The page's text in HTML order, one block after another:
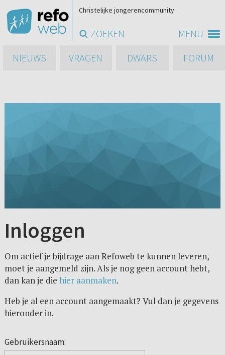
MENU
Christelijke jongerencommunity
ZOEKEN
NIEUWS
VRAGEN DWARS FORUM
Inloggen
Om actief je bijdrage aan Refoweb te kunnen leveren,
moet je aangemeld zijn. Als je nog geen account hebt,
dan kan je die hier aanmaken.
Heb je al een account aangemaakt? Vul dan je gegevens
hieronder in.
Gebruikersnaam: